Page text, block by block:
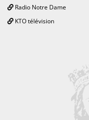
Radio Notre Dame
KTO télévision